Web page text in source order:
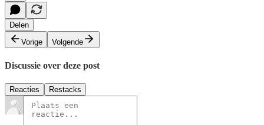
Delen
Vorige
Volgende
Discussie over deze post
Reacties Restacks